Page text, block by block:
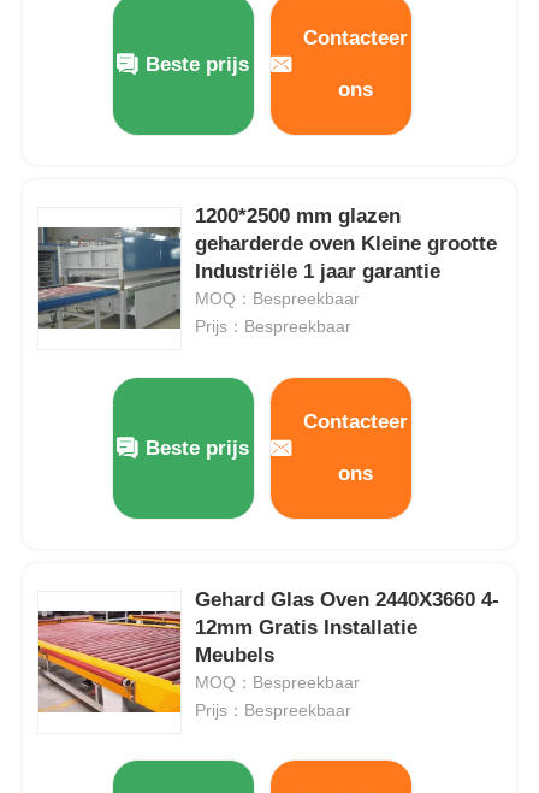
Beste prijs
Contacteer
ons
1200*2500 mm glazen
geharderde oven Kleine grootte
Industriële 1 jaar garantie
MOQ：Bespreekbaar
Prijs：Bespreekbaar
Beste prijs
Contacteer
ons
Gehard Glas Oven 2440X3660 4-
12mm Gratis Installatie
Meubels
MOQ：Bespreekbaar
Prijs：Bespreekbaar